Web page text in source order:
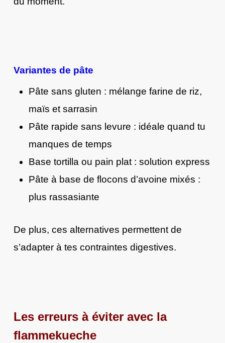
Variantes de pâte
Pâte sans gluten : mélange farine de riz,
maïs et sarrasin
Pâte rapide sans levure : idéale quand tu
manques de temps
Base tortilla ou pain plat : solution express
Pâte à base de flocons d’avoine mixés :
plus rassasiante
De plus, ces alternatives permettent de
s’adapter à tes contraintes digestives.
Les erreurs à éviter avec la
flammekueche